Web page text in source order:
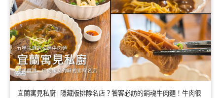
宜蘭寓見私廚 | 隱藏版排隊名店？饕客必訪的銷魂牛肉麵！牛肉很